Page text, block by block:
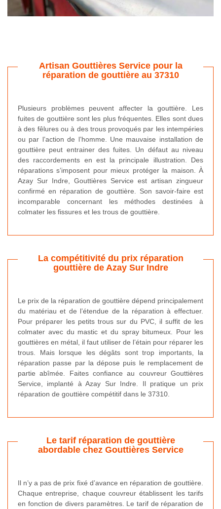
Artisan Gouttières Service pour la
réparation de gouttière au 37310
Plusieurs problèmes peuvent affecter la gouttière. Les
fuites de gouttière sont les plus fréquentes. Elles sont dues
à des fêlures ou à des trous provoqués par les intempéries
ou par l’action de l’homme. Une mauvaise installation de
gouttière peut entrainer des fuites. Un défaut au niveau
des raccordements en est la principale illustration. Des
réparations s’imposent pour mieux protéger la maison. À
Azay Sur Indre, Gouttières Service est artisan zingueur
confirmé en réparation de gouttière. Son savoir-faire est
incomparable concernant les méthodes destinées à
colmater les fissures et les trous de gouttière.
La compétitivité du prix réparation
gouttière de Azay Sur Indre
Le prix de la réparation de gouttière dépend principalement
du matériau et de l’étendue de la réparation à effectuer.
Pour préparer les petits trous sur du PVC, il suffit de les
colmater avec du mastic et du spray bitumeux. Pour les
gouttières en métal, il faut utiliser de l’étain pour réparer les
trous. Mais lorsque les dégâts sont trop importants, la
réparation passe par la dépose puis le remplacement de
partie abîmée. Faites confiance au couvreur Gouttières
Service, implanté à Azay Sur Indre. Il pratique un prix
réparation de gouttière compétitif dans le 37310.
Le tarif réparation de gouttière
abordable chez Gouttières Service
Il n’y a pas de prix fixé d’avance en réparation de gouttière.
Chaque entreprise, chaque couvreur établissent les tarifs
en fonction de divers paramètres. Le tarif de réparation de